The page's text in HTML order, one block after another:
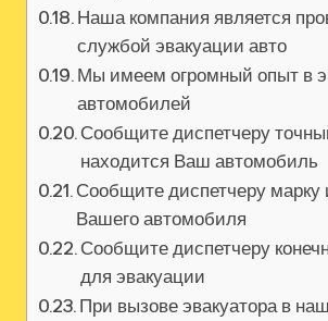
Наша компания является
службой эвакуации авто
Мы имеем огромный опыт в
автомобилей
Сообщите диспетчеру
находится Ваш автомобиль
Сообщите диспетчеру марку
Вашего автомобиля
Сообщите диспетчеру
для эвакуации
При вызове эвакуатора в